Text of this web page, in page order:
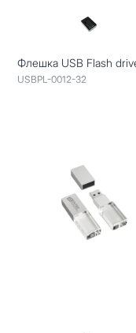
Флешка USB Flash
USBPL-0012-32